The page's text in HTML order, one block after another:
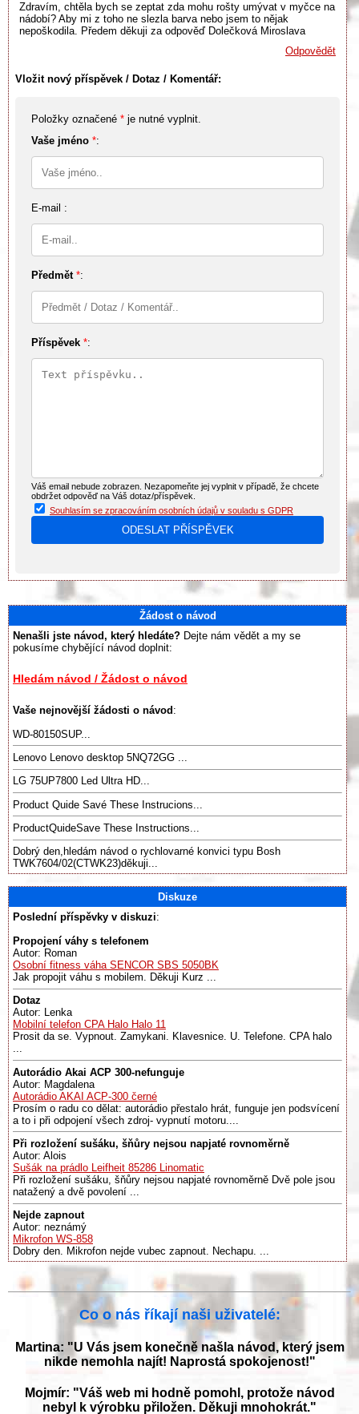
Zdravím, chtěla bych se zeptat zda mohu rošty umývat v myčce na
nádobí? Aby mi z toho ne slezla barva nebo jsem to nějak
nepoškodila. Předem děkuji za odpověď Dolečková Miroslava
Odpovědět
Vložit nový příspěvek / Dotaz / Komentář:
Položky označené * je nutné vyplnit.
Vaše jméno *:
E-mail :
Předmět *:
Příspěvek *:
Váš email nebude zobrazen. Nezapomeňte jej vyplnit v případě, že chcete
obdržet odpověď na Váš dotaz/příspěvek.
Souhlasím se zpracováním osobních údajů v souladu s GDPR
Žádost o návod
Nenašli jste návod, který hledáte? Dejte nám vědět a my se
pokusíme chybějící návod doplnit:
Hledám návod / Žádost o návod
Vaše nejnovější žádosti o návod :
WD-80150SUP...
Lenovo Lenovo desktop 5NQ72GG ...
LG 75UP7800 Led Ultra HD...
Product Quide Savé These Instrucions...
ProductQuideSave These Instructions...
Dobrý den,hledám návod o rychlovarné konvici typu Bosh
TWK7604/02(CTWK23)děkuji...
Diskuze
Poslední příspěvky v diskuzi:
Propojení váhy s telefonem
Autor: Roman
Osobní fitness váha SENCOR SBS 5050BK
Jak propojit váhu s mobilem. Děkuji Kurz ...
Dotaz
Autor: Lenka
Mobilní telefon CPA Halo Halo 11
Prosit da se. Vypnout. Zamykani. Klavesnice. U. Telefone. CPA halo
...
Autorádio Akai ACP 300-nefunguje
Autor: Magdalena
Autorádio AKAI ACP-300 černé
Prosím o radu co dělat: autorádio přestalo hrát, funguje jen podsvícení
a to i při odpojení všech zdroj- vypnutí motoru....
Při rozložení sušáku, šňůry nejsou napjaté rovnoměrně
Autor: Alois
Sušák na prádlo Leifheit 85286 Linomatic
Při rozložení sušáku, šňůry nejsou napjaté rovnoměrně Dvě pole jsou
natažený a dvě povolení ...
Nejde zapnout
Autor: neznámý
Mikrofon WS-858
Dobry den. Mikrofon nejde vubec zapnout. Nechapu. ...
Co o nás říkají naši uživatelé:
Martina: "U Vás jsem konečně našla návod, který jsem
nikde nemohla najít! Naprostá spokojenost!"
Mojmír: "Váš web mi hodně pomohl, protože návod
nebyl k výrobku přiložen. Děkuji mnohokrát."